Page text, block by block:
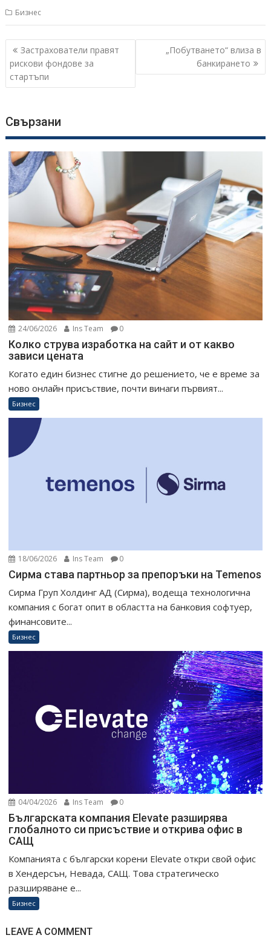
Бизнес
Навигация
Застрахователи правят
рискови фондове за
стартъпи
„Побутването“ влиза в
банкирането
Свързани
24/06/2026 Ins Team 0
Колко струва изработка на сайт и от какво
зависи цената
Когато един бизнес стигне до решението, че е време за
ново онлайн присъствие, почти винаги първият...
Бизнес
18/06/2026 Ins Team 0
Сирма става партньор за препоръки на Temenos
Сирма Груп Холдинг АД (Сирма), водеща технологична
компания с богат опит в областта на банковия софтуер,
финансовите...
Бизнес
04/04/2026 Ins Team 0
Българската компания Elevate разширява
глобалното си присъствие и открива офис в
САЩ
Компанията с български корени Elevate откри свой офис
в Хендерсън, Невада, САЩ. Това стратегическо
разширяване е...
Бизнес
LEAVE A COMMENT